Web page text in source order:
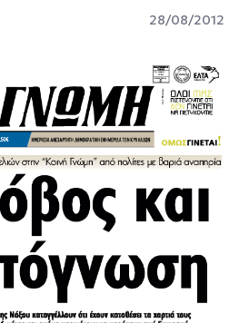
28/08/2012